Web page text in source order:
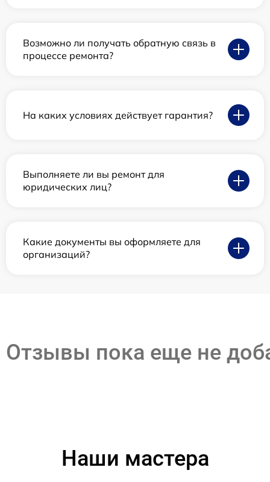
Возможно ли получать обратную связь в
процессе ремонта?
На каких условиях действует гарантия?
Выполняете ли вы ремонт для
юридических лиц?
Какие документы вы оформляете для
организаций?
Отзывы пока еще не
Наши мастера